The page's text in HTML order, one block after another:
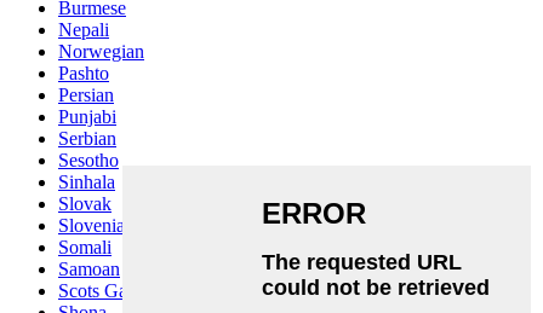
Burmese
Nepali
Norwegian
Pashto
Persian
Punjabi
Serbian
Sesotho
Sinhala
Slovak
Slovenian
Somali
Samoan
Scots Gaelic